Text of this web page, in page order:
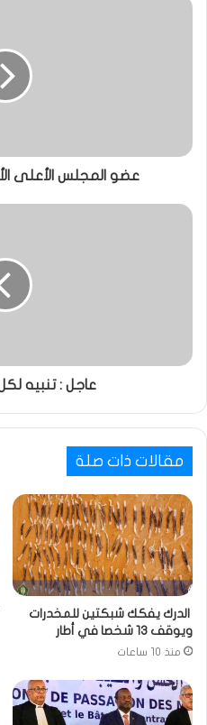
عضو المجلس الأعلى
عاجل : تنبيه لكل
مقالات ذات صلة
الدرك يفكك شبكتين للمخدرات
ويوقف 13 شخصا في أطار
منذ 10 ساعات